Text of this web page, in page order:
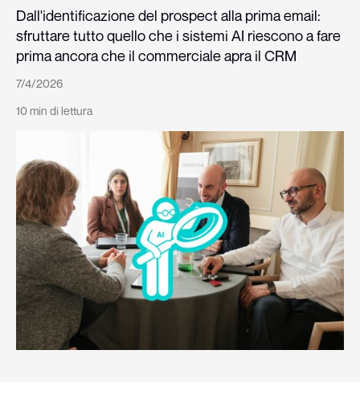
Dall'identificazione del prospect alla prima email:
sfruttare tutto quello che i sistemi AI riescono a fare
prima ancora che il commerciale apra il CRM
7/4/2026
10 min di lettura